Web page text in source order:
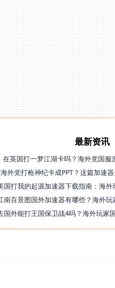
最新资讯
在英国打一梦江湖卡吗？海外党国服
海外党打枪神纪卡成PPT？这篇加速